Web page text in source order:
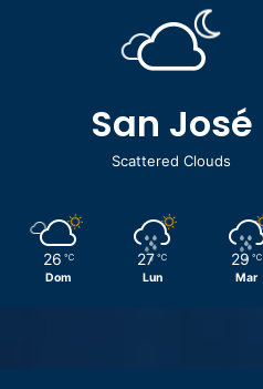
San José
Scattered Clouds
26 ℃
Dom
27 ℃
Lun
29 ℃
Mar